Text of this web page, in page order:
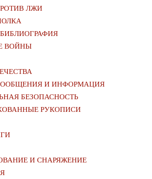
ЛЖИ
ВОЙНЫ
И ИНФОРМАЦИЯ
БЕЗОПАСНОСТЬ
РУКОПИСИ
И СНАРЯЖЕНИЕ